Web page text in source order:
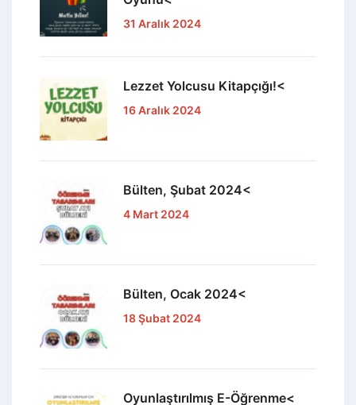
31 Aralık 2024
Lezzet Yolcusu Kitapçığı!<
16 Aralık 2024
Bülten, Şubat 2024<
4 Mart 2024
Bülten, Ocak 2024<
18 Şubat 2024
Oyunlaştırılmış E-Öğrenme<